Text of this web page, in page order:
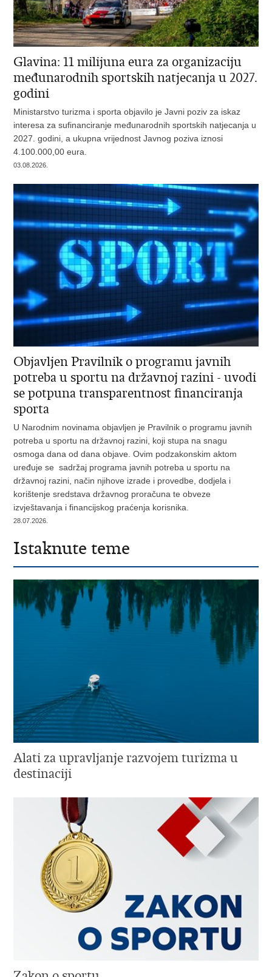
Glavina: 11 milijuna eura za organizaciju
međunarodnih sportskih natjecanja u 2027.
godini
Ministarstvo turizma i sporta objavilo je Javni poziv za iskaz
interesa za sufinanciranje međunarodnih sportskih natjecanja u
2027. godini, a ukupna vrijednost Javnog poziva iznosi
4.100.000,00 eura.
03.08.2026.
Objavljen Pravilnik o programu javnih
potreba u sportu na državnoj razini - uvodi
se potpuna transparentnost financiranja
sporta
U Narodnim novinama objavljen je Pravilnik o programu javnih
potreba u sportu na državnoj razini, koji stupa na snagu
osmoga dana od dana objave. Ovim podzakonskim aktom
uređuje se sadržaj programa javnih potreba u sportu na
državnoj razini, način njihove izrade i provedbe, dodjela i
korištenje sredstava državnog proračuna te obveze
izvještavanja i financijskog praćenja korisnika.
28.07.2026.
Istaknute teme
Alati za upravljanje razvojem turizma u
destinaciji